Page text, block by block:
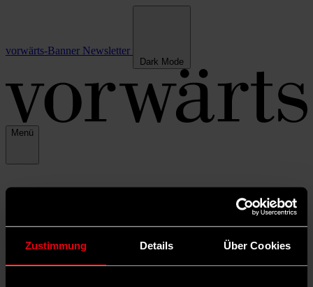
Zustimmung Details Über Cookies
vorwärts-Banner Newsletter
Dark Mode
Menü